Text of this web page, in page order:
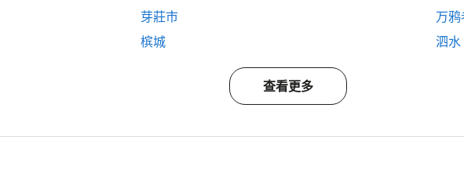
芽莊市
万鸦
槟城 泗水
查看更多